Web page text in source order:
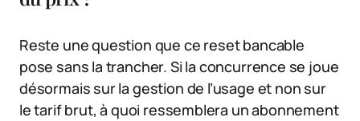
Reste une question que ce reset bancable
pose sans la trancher. Si la concurrence se joue
désormais sur la gestion de l’usage et non sur
le tarif brut, à quoi ressemblera un abonnement